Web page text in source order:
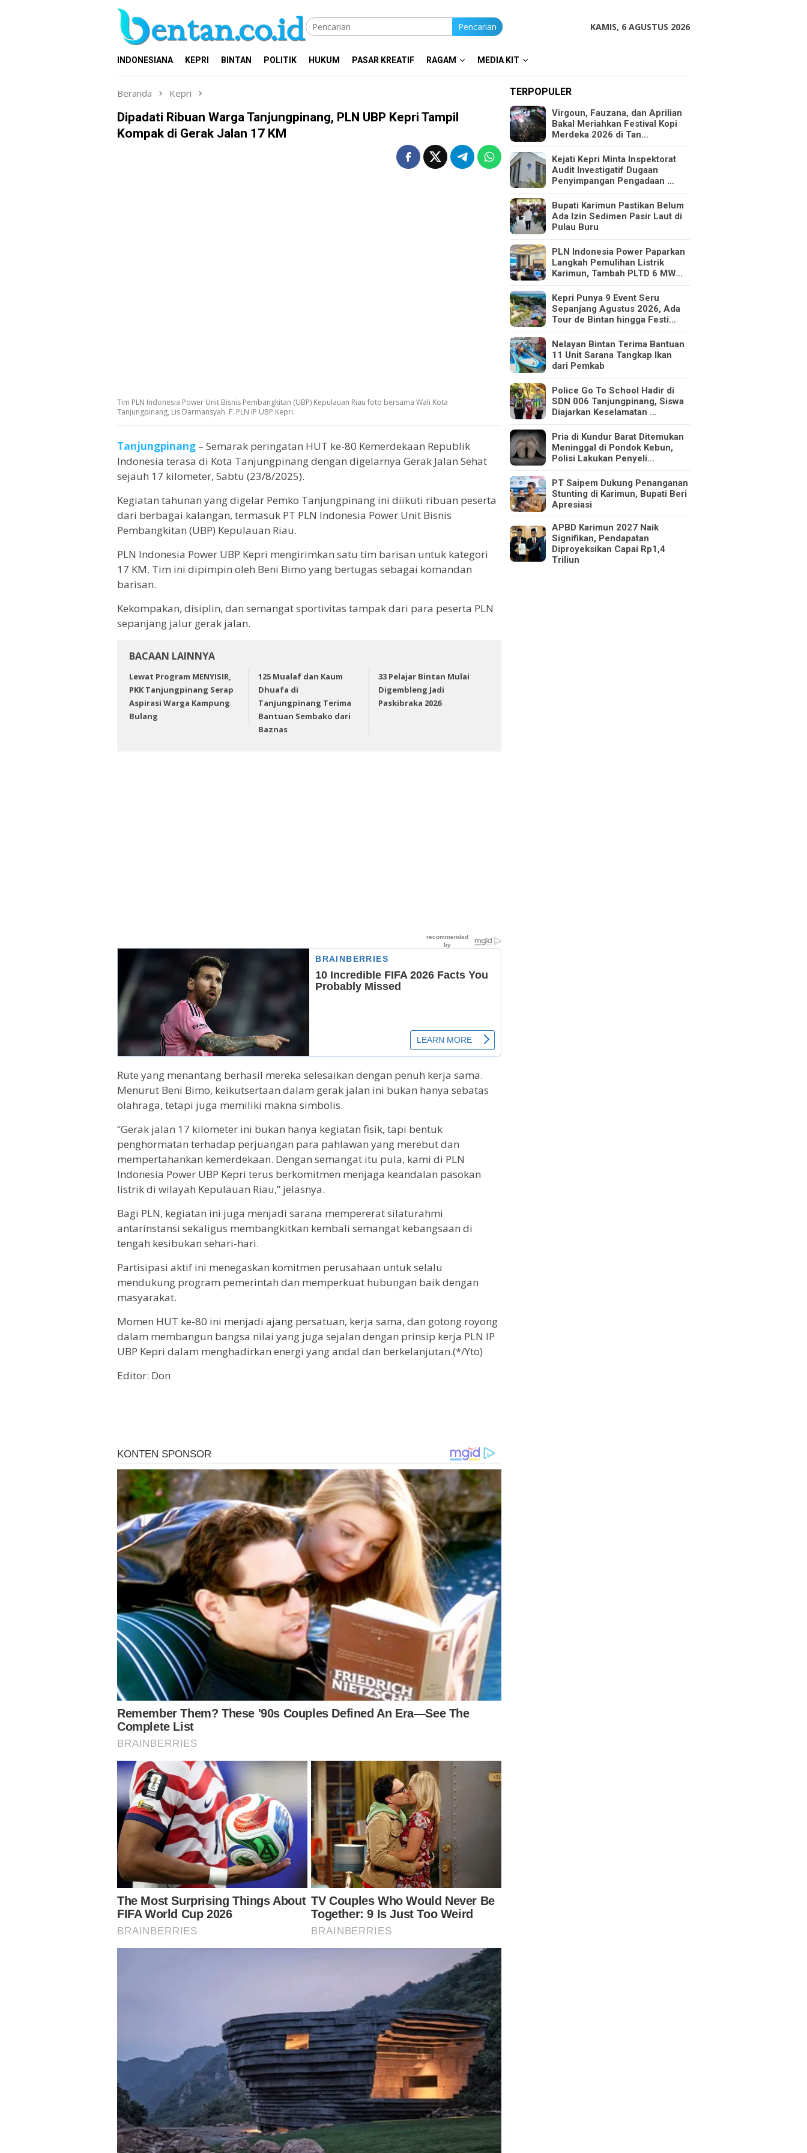
Pencarian KAMIS, 6 AGUSTUS 2026
INDONESIANA KEPRI BINTAN POLITIK HUKUM PASAR KREATIF RAGAM MEDIA KIT
Beranda Kepri
Dipadati Ribuan Warga Tanjungpinang, PLN UBP Kepri Tampil
Kompak di Gerak Jalan 17 KM
Tim PLN Indonesia Power Unit Bisnis Pembangkitan (UBP) Kepulauan Riau foto bersama Wali Kota
Tanjungpinang, Lis Darmansyah. F. PLN IP UBP Kepri.
Tanjungpinang – Semarak peringatan HUT ke-80 Kemerdekaan Republik
Indonesia terasa di Kota Tanjungpinang dengan digelarnya Gerak Jalan Sehat
sejauh 17 kilometer, Sabtu (23/8/2025).
Kegiatan tahunan yang digelar Pemko Tanjungpinang ini diikuti ribuan peserta
dari berbagai kalangan, termasuk PT PLN Indonesia Power Unit Bisnis
Pembangkitan (UBP) Kepulauan Riau.
PLN Indonesia Power UBP Kepri mengirimkan satu tim barisan untuk kategori
17 KM. Tim ini dipimpin oleh Beni Bimo yang bertugas sebagai komandan
barisan.
Kekompakan, disiplin, dan semangat sportivitas tampak dari para peserta PLN
sepanjang jalur gerak jalan.
BACAAN LAINNYA
Lewat Program MENYISIR,
PKK Tanjungpinang Serap
Aspirasi Warga Kampung
Bulang
125 Mualaf dan Kaum
Dhuafa di
Tanjungpinang Terima
Bantuan Sembako dari
Baznas
33 Pelajar Bintan Mulai
Digembleng Jadi
Paskibraka 2026
Rute yang menantang berhasil mereka selesaikan dengan penuh kerja sama.
Menurut Beni Bimo, keikutsertaan dalam gerak jalan ini bukan hanya sebatas
olahraga, tetapi juga memiliki makna simbolis.
“Gerak jalan 17 kilometer ini bukan hanya kegiatan fisik, tapi bentuk
penghormatan terhadap perjuangan para pahlawan yang merebut dan
mempertahankan kemerdekaan. Dengan semangat itu pula, kami di PLN
Indonesia Power UBP Kepri terus berkomitmen menjaga keandalan pasokan
listrik di wilayah Kepulauan Riau,” jelasnya.
Bagi PLN, kegiatan ini juga menjadi sarana mempererat silaturahmi
antarinstansi sekaligus membangkitkan kembali semangat kebangsaan di
tengah kesibukan sehari-hari.
Partisipasi aktif ini menegaskan komitmen perusahaan untuk selalu
mendukung program pemerintah dan memperkuat hubungan baik dengan
masyarakat.
Momen HUT ke-80 ini menjadi ajang persatuan, kerja sama, dan gotong royong
dalam membangun bangsa nilai yang juga sejalan dengan prinsip kerja PLN IP
UBP Kepri dalam menghadirkan energi yang andal dan berkelanjutan.(*/Yto)
Editor: Don
TERPOPULER
Virgoun, Fauzana, dan Aprilian
Bakal Meriahkan Festival Kopi
Merdeka 2026 di Tan…
Kejati Kepri Minta Inspektorat
Audit Investigatif Dugaan
Penyimpangan Pengadaan …
Bupati Karimun Pastikan Belum
Ada Izin Sedimen Pasir Laut di
Pulau Buru
PLN Indonesia Power Paparkan
Langkah Pemulihan Listrik
Karimun, Tambah PLTD 6 MW…
Kepri Punya 9 Event Seru
Sepanjang Agustus 2026, Ada
Tour de Bintan hingga Festi…
Nelayan Bintan Terima Bantuan
11 Unit Sarana Tangkap Ikan
dari Pemkab
Police Go To School Hadir di
SDN 006 Tanjungpinang, Siswa
Diajarkan Keselamatan …
Pria di Kundur Barat Ditemukan
Meninggal di Pondok Kebun,
Polisi Lakukan Penyeli…
PT Saipem Dukung Penanganan
Stunting di Karimun, Bupati Beri
Apresiasi
APBD Karimun 2027 Naik
Signifikan, Pendapatan
Diproyeksikan Capai Rp1,4
Triliun